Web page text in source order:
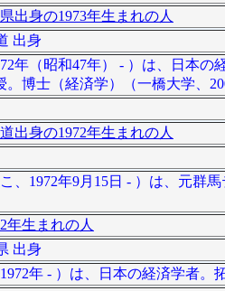
出身の1973年生まれの人
出身
年（昭和47年） - ）は、日本
博士（経済学）（一橋大学、
出身の1972年生まれの人
、1972年9月15日 - ）は、元群
年生まれの人
出身
年 - ）は、日本の経済学者。